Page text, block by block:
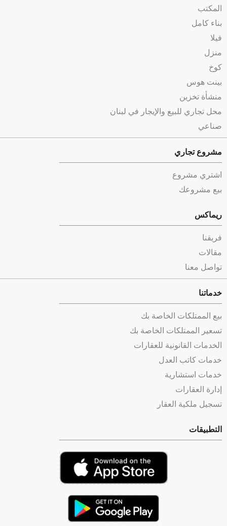
المكتب
بناء كامل
فيلا
منزل
كوخ
بينت هوس
منشأة تخزين
محل تجاري للبيع والإيجار في لبنان
صناعي
مشروع تجاري
اشتري مشروع
بيع مشروعك
ريماكس
فريقنا
مقالات
تواصل معنا
خدماتنا
بيع الممتلكات الخاصة بك
تسعير الممتلكات الخاصة بك
الخدمات القانونية للعقارات
خدمات كاتب العدل
خدمات استشارية
إدارة العقارات
تسجيل ملكية العقار
التطبيقات